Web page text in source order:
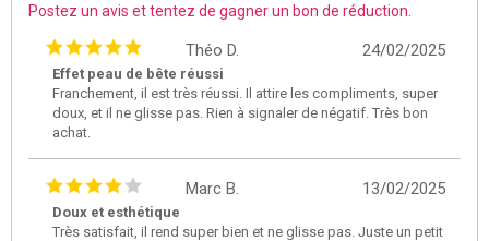
Postez un avis et tentez de gagner un bon de réduction.
24/02/2025
Théo D.
Effet peau de bête réussi
Franchement, il est très réussi. Il attire les compliments, super
doux, et il ne glisse pas. Rien à signaler de négatif. Très bon
achat.
13/02/2025
Marc B.
Doux et esthétique
Très satisfait, il rend super bien et ne glisse pas. Juste un petit